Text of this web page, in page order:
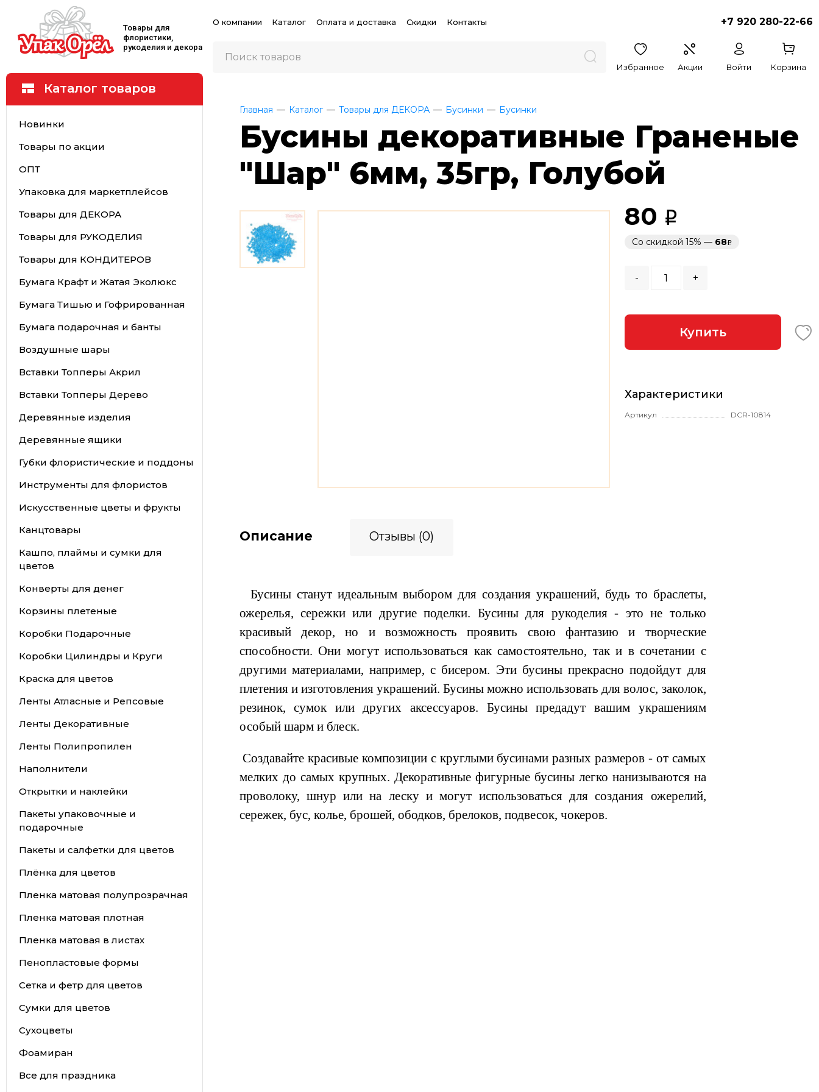
Товары для
флористики,
рукоделия и декора
О компании Каталог Оплата и доставка Скидки Контакты +7 920 280-22-66
Избранное Акции Войти Корзина
Каталог товаров
Новинки
Товары по акции
ОПТ
Упаковка для маркетплейсов
Товары для ДЕКОРА
Товары для РУКОДЕЛИЯ
Товары для КОНДИТЕРОВ
Бумага Крафт и Жатая Эколюкс
Бумага Тишью и Гофрированная
Бумага подарочная и банты
Воздушные шары
Вставки Топперы Акрил
Вставки Топперы Дерево
Деревянные изделия
Деревянные ящики
Губки флористические и поддоны
Инструменты для флористов
Искусственные цветы и фрукты
Канцтовары
Кашпо, плаймы и сумки для
цветов
Конверты для денег
Корзины плетеные
Коробки Подарочные
Коробки Цилиндры и Круги
Краска для цветов
Ленты Атласные и Репсовые
Ленты Декоративные
Ленты Полипропилен
Наполнители
Открытки и наклейки
Пакеты упаковочные и
подарочные
Пакеты и салфетки для цветов
Плёнка для цветов
Пленка матовая полупрозрачная
Пленка матовая плотная
Пленка матовая в листах
Пенопластовые формы
Сетка и фетр для цветов
Сумки для цветов
Сухоцветы
Фоамиран
Все для праздника
Главная Каталог Товары для ДЕКОРА Бусинки Бусинки
Бусины декоративные Граненые
"Шар" 6мм, 35гр, Голубой
80
Со скидкой 15% — 68
- +
Купить
Характеристики
Артикул DCR-10814
Описание Отзывы (0)
Бусины станут идеальным выбором для создания украшений, будь то браслеты,
ожерелья, сережки или другие поделки. Бусины для рукоделия - это не только
красивый декор, но и возможность проявить свою фантазию и творческие
способности. Они могут использоваться как самостоятельно, так и в сочетании с
другими материалами, например, с бисером. Эти бусины прекрасно подойдут для
плетения и изготовления украшений. Бусины можно использовать для волос, заколок,
резинок, сумок или других аксессуаров. Бусины предадут вашим украшениям
особый шарм и блеск.
Создавайте красивые композиции с круглыми бусинами разных размеров - от самых
мелких до самых крупных. Декоративные фигурные бусины легко нанизываются на
проволоку, шнур или на леску и могут использоваться для создания ожерелий,
сережек, бус, колье, брошей, ободков, брелоков, подвесок, чокеров.